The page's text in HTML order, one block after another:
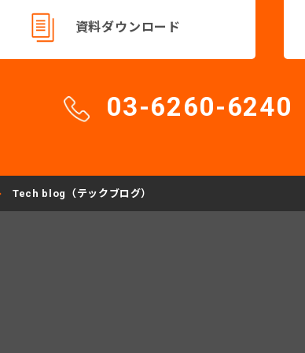
資料ダウンロード
03-6260-6240
Tech blog（テックブログ）